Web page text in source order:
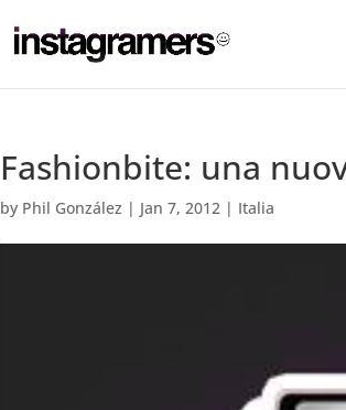
Fashionbite: una
by Phil González | Jan 7, 2012 | Italia